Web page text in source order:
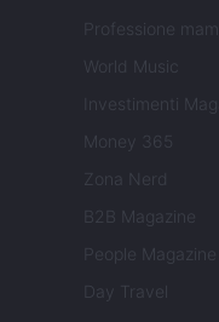
Professione
World Music
Investimenti
Money 365
Zona Nerd
B2B Magazine
People Magazine
Day Travel